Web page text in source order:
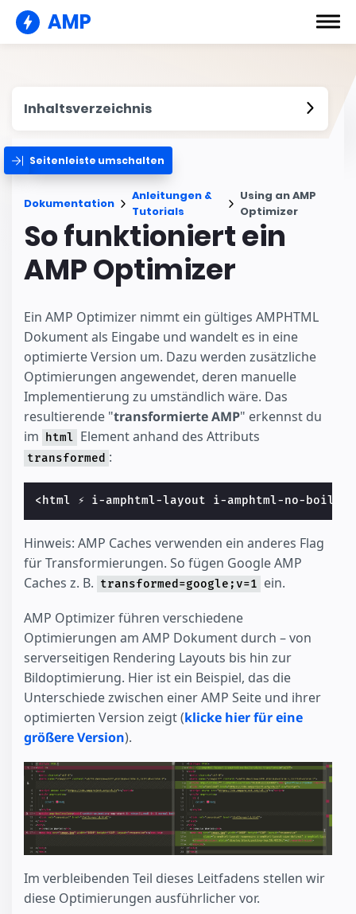
AMP
Inhaltsverzeichnis
Seitenleiste umschalten
Dokumentation
Anleitungen &
Tutorials
Using an AMP
Optimizer
So funktioniert ein
AMP Optimizer
Ein AMP Optimizer nimmt ein gültiges AMPHTML
Dokument als Eingabe und wandelt es in eine
optimierte Version um. Dazu werden zusätzliche
Optimierungen angewendet, deren manuelle
Implementierung zu umständlich wäre. Das
resultierende "transformierte AMP" erkennst du
im
html Element anhand des Attributs
transformed :
<html ⚡ i-amphtml-layout i-amphtml-no-
Hinweis: AMP Caches verwenden ein anderes Flag
für Transformierungen. So fügen Google AMP
Caches z. B. transformed=google;v=1 ein.
AMP Optimizer führen verschiedene
Optimierungen am AMP Dokument durch – von
serverseitigen Rendering Layouts bis hin zur
Bildoptimierung. Hier ist ein Beispiel, das die
Unterschiede zwischen einer AMP Seite und ihrer
optimierten Version zeigt (klicke hier für eine
größere Version).
Im verbleibenden Teil dieses Leitfadens stellen wir
diese Optimierungen ausführlicher vor.